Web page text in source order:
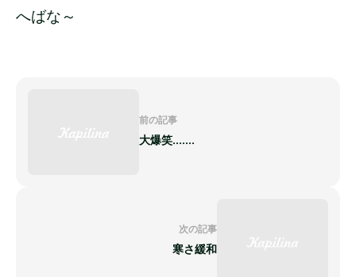
へばな～
前の記事
大爆笑.......
次の記事
寒さ緩和